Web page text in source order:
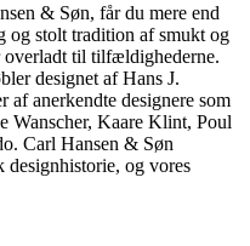
& Søn, får du mere end
og stolt tradition af smukt og
til tilfældighederne.
designet af Hans J.
af anerkendte designere som
Wanscher, Kaare Klint, Poul
Carl Hansen & Søn
designhistorie, og vores